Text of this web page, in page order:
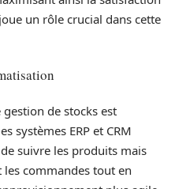
un rôle crucial dans cette
de stocks est
systèmes ERP et CRM
suivre les produits mais
commandes tout en